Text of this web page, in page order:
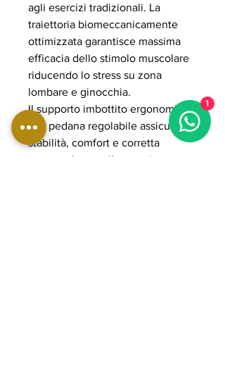
agli esercizi tradizionali. La
traiettoria biomeccanicamente
ottimizzata garantisce massima
efficacia dello stimolo muscolare
riducendo lo stress su zona
lombare e ginocchia.
Il supporto imbottito ergonomico
e la pedana regolabile assicurano
stabilità, comfort e corretta
postura durante l’esecuzione,
1